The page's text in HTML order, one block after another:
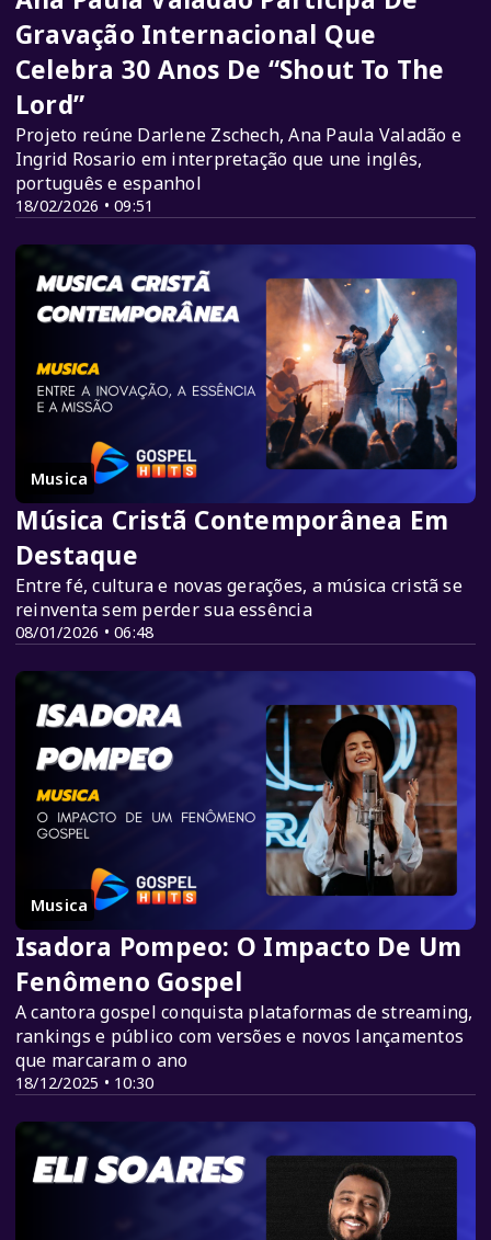
18/02/2026 • 09:51
Gravação Internacional Que
Celebra 30 Anos De “Shout To The
Lord”
Projeto reúne Darlene Zschech, Ana Paula Valadão e
Ingrid Rosario em interpretação que une inglês,
português e espanhol
Musica
08/01/2026 • 06:48
Música Cristã Contemporânea Em
Destaque
Entre fé, cultura e novas gerações, a música cristã se
reinventa sem perder sua essência
Musica
18/12/2025 • 10:30
Isadora Pompeo: O Impacto De Um
Fenômeno Gospel
A cantora gospel conquista plataformas de streaming,
rankings e público com versões e novos lançamentos
que marcaram o ano